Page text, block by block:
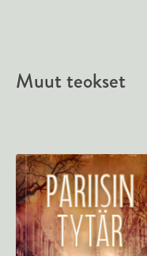
Muut teokset